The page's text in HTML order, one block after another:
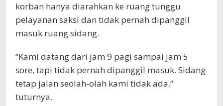
korban hanya diarahkan ke ruang tunggu
pelayanan saksi dan tidak pernah dipanggil
masuk ruang sidang.
“Kami datang dari jam 9 pagi sampai jam 5
sore, tapi tidak pernah dipanggil masuk. Sidang
tetap jalan seolah-olah kami tidak ada,”
tuturnya.